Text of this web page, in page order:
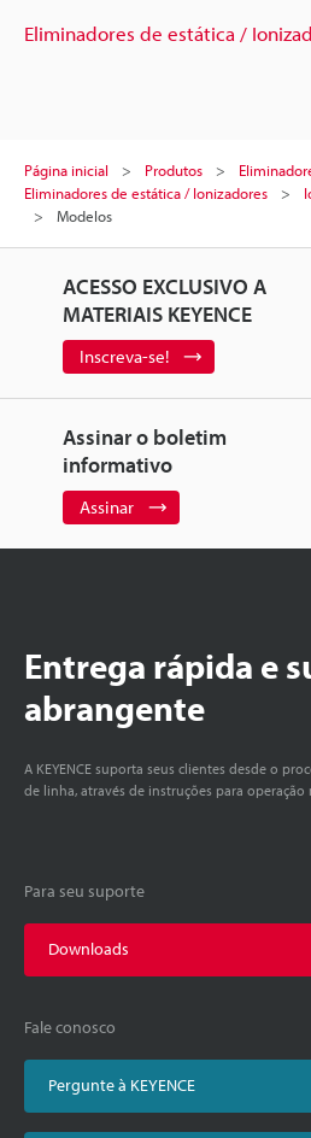
Eliminadores de estática /
Página inicial Produtos
Eliminadores de estática / Ionizadores
Modelos
ACESSO EXCLUSIVO A
MATERIAIS KEYENCE
Inscreva-se!
Assinar o boletim
informativo
Assinar
Entrega rápida e
abrangente
A KEYENCE suporta seus clientes desde o
de linha, através de instruções para
Para seu suporte
Downloads
Fale conosco
Pergunte à KEYENCE